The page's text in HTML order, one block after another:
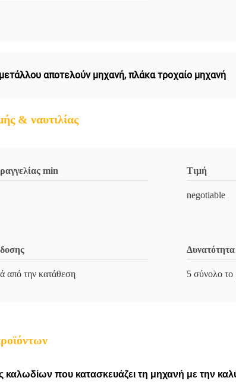
μετάλλου αποτελούν μηχανή,πλάκα τροχαίο μηχανή
& ναυτιλίας
min Τιμή
negotiable
από την κατάθεση 5 σύνολο το
καλωδίων που κατασκευάζει τη μηχανή με την